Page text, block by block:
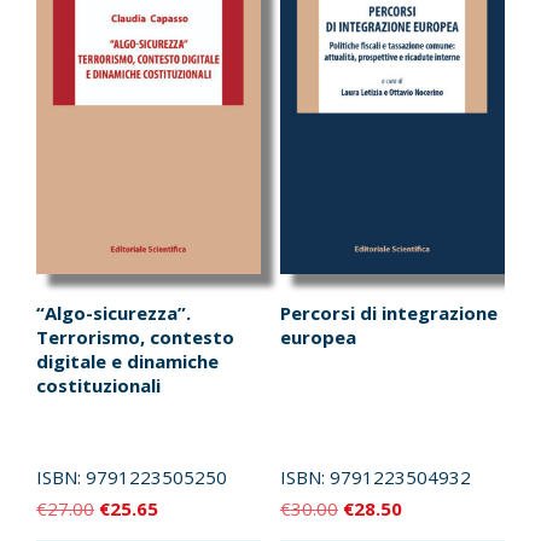
“Algo-sicurezza”.
Terrorismo, contesto
digitale e dinamiche
costituzionali
ISBN: 9791223505250
€27.00 Il
€25.65Il
Percorsi di integrazione
europea
ISBN: 9791223504932
€30.00 Il
€28.50Il